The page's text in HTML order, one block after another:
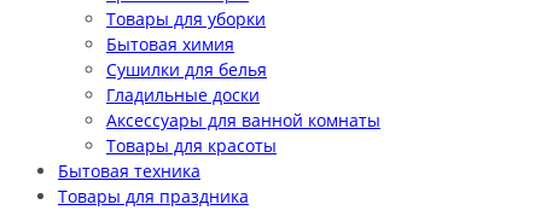
Товары для уборки
Бытовая химия
Сушилки для белья
Гладильные доски
Аксессуары для ванной комнаты
Товары для красоты
Бытовая техника
Товары для праздника